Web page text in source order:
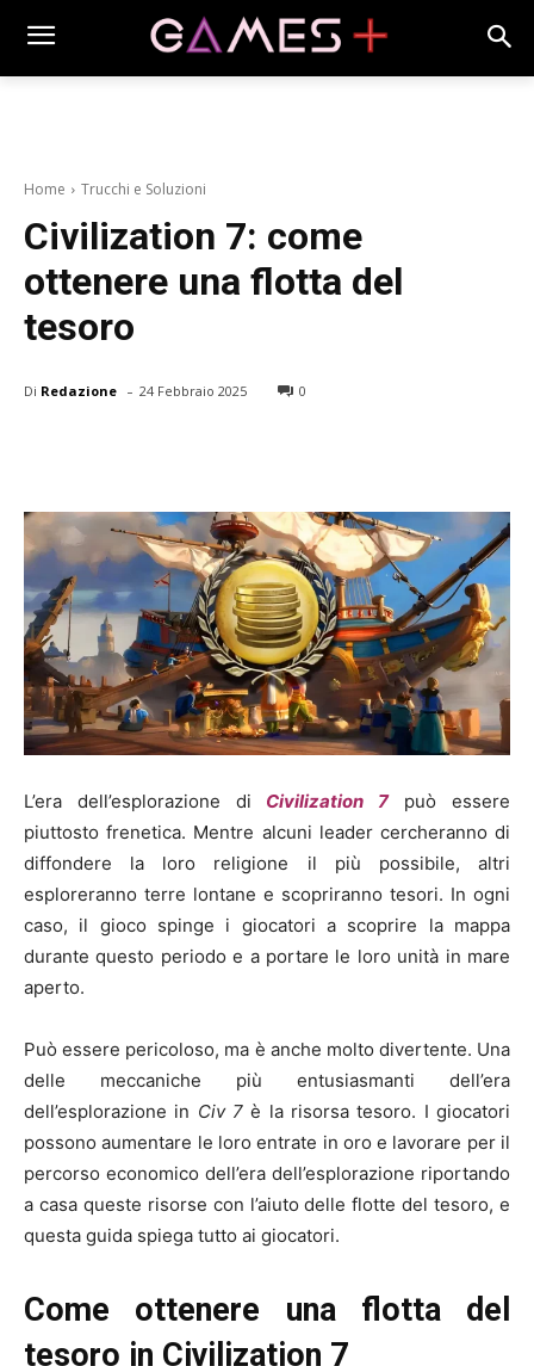
Home Trucchi e Soluzioni
Civilization 7: come
ottenere una flotta del
tesoro
Di Redazione - 24 Febbraio 2025 0
L’era dell’esplorazione di Civilization 7può essere
piuttosto frenetica. Mentre alcuni leader cercheranno di
diffondere la loro religione il più possibile, altri
esploreranno terre lontane e scopriranno tesori. In ogni
caso, il gioco spinge i giocatori a scoprire la mappa
durante questo periodo e a portare le loro unità in mare
aperto.
Può essere pericoloso, ma è anche molto divertente. Una
delle meccaniche più entusiasmanti dell’era
dell’esplorazione in Civ 7 è la risorsa tesoro. I giocatori
possono aumentare le loro entrate in oro e lavorare per il
percorso economico dell’era dell’esplorazione riportando
a casa queste risorse con l’aiuto delle flotte del tesoro, e
questa guida spiega tutto ai giocatori.
Come ottenere una flotta del
tesoro in Civilization 7